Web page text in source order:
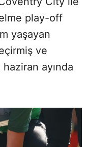
play-off
yaşayan
ve
haziran ayında